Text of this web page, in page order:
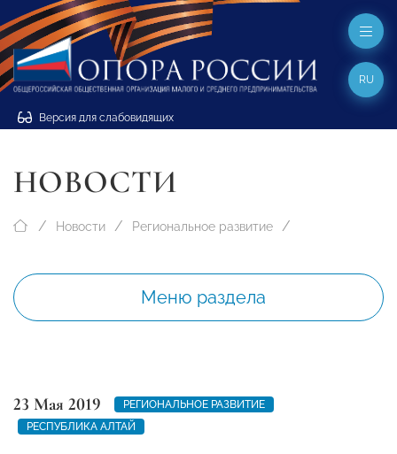
Версия для слабовидящих
RU
НОВОСТИ
Новости Региональное развитие
Меню раздела
23 Мая 2019
РЕГИОНАЛЬНОЕ РАЗВИТИЕ
РЕСПУБЛИКА АЛТАЙ